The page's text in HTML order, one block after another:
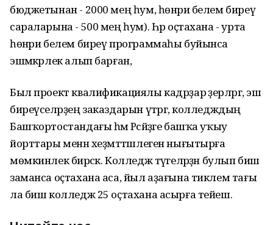
бюджетынан - 2000 мең һум, һөнәри белем биреү
сараларына - 500 мең һум). Һәр оҫтахана - урта
һөнәри белем биреү программаһы буйынса
эшмәкәрлек алып барған,
Был проект квалификациялы кадрҙар әҙерләргә, эш
биреүселәрҙең заказдарын үтәргә, колледждың
Башҡортостандағы һәм Рәсәйҙәге башҡа уҡыу
йорттары менән хеҙмәттәшлеген нығытырға
мөмкинлек бирәсәк. Колледж тәүгеләрҙән булып биш
заманса оҫтахана аса, йыл аҙағына тиклем тағы
ла биш колледж 25 оҫтахана асырға тейеш.